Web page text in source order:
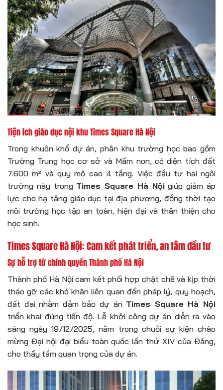
Tiện ích giáo dục nội khu Times Square Hà Nội
Trong khuôn khổ dự án, phân khu trường học bao gồm
Trường Trung học cơ sở và Mầm non, có diện tích đất
7.600 m² và quy mô cao 4 tầng. Việc đầu tư hai ngôi
trường này trong Times Square Hà Nộigiúp giảm áp
lực cho hạ tầng giáo dục tại địa phương, đồng thời tạo
môi trường học tập an toàn, hiện đại và thân thiện cho
học sinh.
Times Square Hà Nội: Cam kết phát triển, an tâm đầu tư
Sự hỗ trợ từ chính quyền Thành phố Hà Nội
Thành phố Hà Nội cam kết phối hợp chặt chẽ và kịp thời
tháo gỡ các khó khăn liên quan đến pháp lý, quy hoạch,
đất đai nhằm đảm bảo dự án Times Square Hà Nội
triển khai đúng tiến độ. Lễ khởi công dự án diễn ra vào
sáng ngày 19/12/2025, nằm trong chuỗi sự kiện chào
mừng Đại hội đại biểu toàn quốc lần thứ XIV của Đảng,
cho thấy tầm quan trọng của dự án.